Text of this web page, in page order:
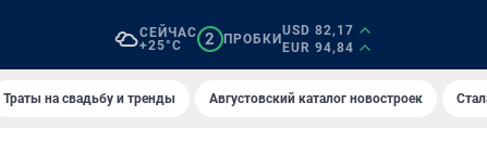
СЕЙЧАС
+25°C
2 ПРОБКИ
USD 82,17
EUR 94,84
Траты на свадьбу и тренды Августовский каталог новостроек